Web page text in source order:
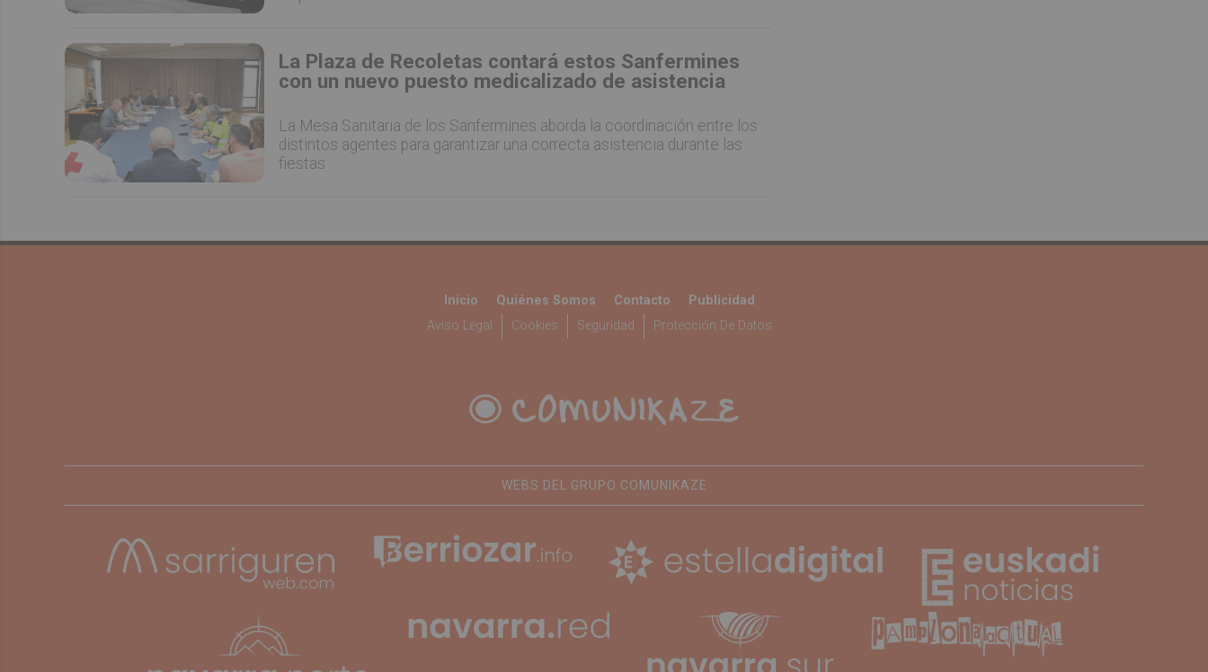
La Plaza de Recoletas contará estos Sanfermines
con un nuevo puesto medicalizado de asistencia
La Mesa Sanitaria de los Sanfermines aborda la coordinación entre los
distintos agentes para garantizar una correcta asistencia durante las
fiestas
Inicio Quiénes Somos Contacto
Publicidad
Aviso Legal
Cookies Seguridad Protección De Datos
WEBS DEL GRUPO COMUNIKAZE